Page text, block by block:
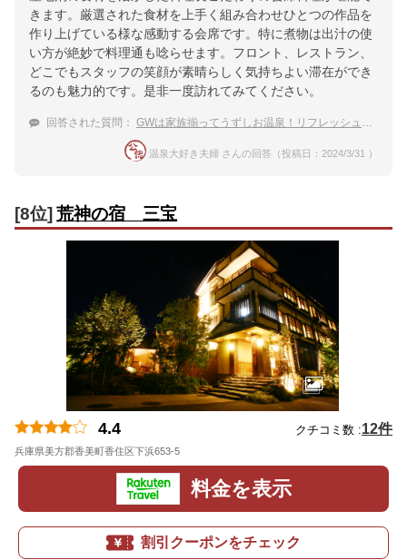
きます。厳選された食材を上手く組み合わせひとつの作品を
作り上げている様な感動する会席です。特に煮物は出汁の使
い方が絶妙で料理通も唸らせます。フロント、レストラン、
どこでもスタッフの笑顔が素晴らしく気持ちよい滞在ができ
るのも魅力的です。是非一度訪れてみてください。
回答された質問： GWは家族揃ってうずしお温泉！リフレッシュできるおすすめの温泉宿は？
温泉大好き夫婦 さんの回答（投稿日：2024/3/31 ）
[8位]荒神の宿 三宝
4.4 クチコミ数 :12件
兵庫県美方郡香美町香住区下浜653-5
料金を表示
割引クーポンをチェック